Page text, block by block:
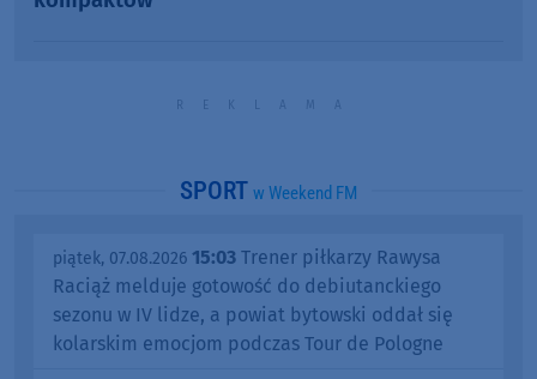
SPORT w Weekend FM
piątek, 07.08.2026 15:03 Trener piłkarzy Rawysa
Raciąż melduje gotowość do debiutanckiego
sezonu w IV lidze, a powiat bytowski oddał się
kolarskim emocjom podczas Tour de Pologne